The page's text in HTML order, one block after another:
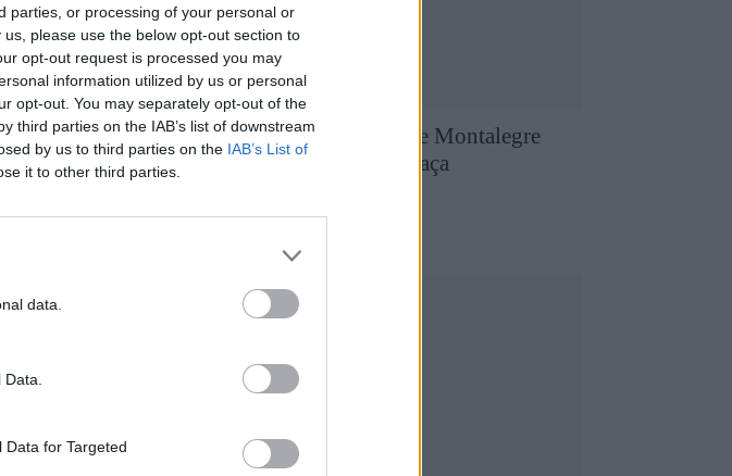
parties, or processing of your personal or
please use the below opt-out section to
opt-out request is processed you may
information utilized by us or personal
opt-out. You may separately opt-out of the
third parties on the IAB’s list of downstream
by us to third parties on the IAB’s List of
it to other third parties.
data.
for Targeted
a AD Jorge
embate entre os
série A do
a prometer ser
uma grande
minutos, colocando a
depois, ampliando o
Daniel Gomes herói e Montalegre
conquista primeira Taça
Futebol 8 de Agosto, 2026